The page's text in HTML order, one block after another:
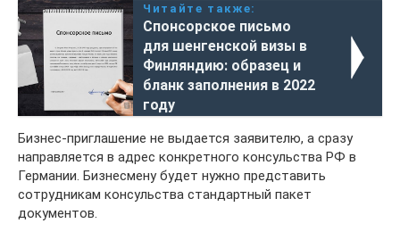
Читайте также:
Спонсорское письмо
для шенгенской визы в
Финляндию: образец и
бланк заполнения в 2022
году
Бизнес-приглашение не выдается заявителю, а сразу
направляется в адрес конкретного консульства РФ в
Германии. Бизнесмену будет нужно представить
сотрудникам консульства стандартный пакет
документов.